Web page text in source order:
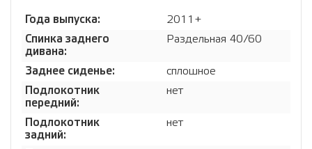
Года выпуска:
2011+
Спинка заднего
дивана:
Раздельная 40/60
Заднее сиденье:
сплошное
Подлокотник
передний:
нет
Подлокотник
задний:
нет